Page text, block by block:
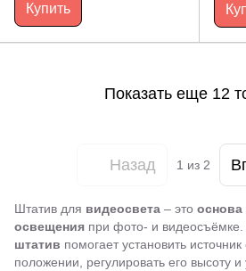
Купить
Показать еще 12
Назад 1 из 2
Штатив для видеосвета – это основа
освещения при фото- и видеосъёмке.
штатив помогает установить
положении, регулировать его высоту и